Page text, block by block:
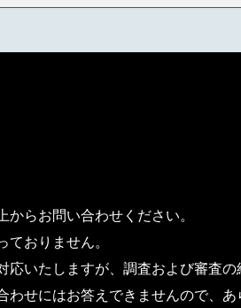
らお問い合わせください。
おりません。
いたしますが、調査および審査
せにはお答えできませんので、あ